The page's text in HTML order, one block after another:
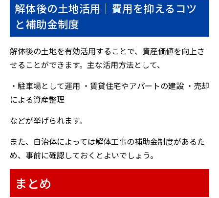
解体後の土地活用｜費用を抑えるコツ
と補助金制度
解体後の土地を有効活用することで、資産価値を向上さ
せることができます。主な活用方法として、
・駐車場として運用 ・賃貸住宅やアパートの建設 ・売却
による資産整理
などが挙げられます。
また、自治体によっては解体工事の補助金制度があるた
め、事前に確認しておくとよいでしょう。
まとめ